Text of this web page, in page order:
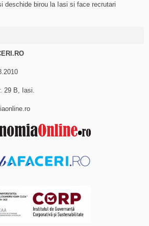
deschide birou la Iasi si face recrutari
29 B, Iasi.